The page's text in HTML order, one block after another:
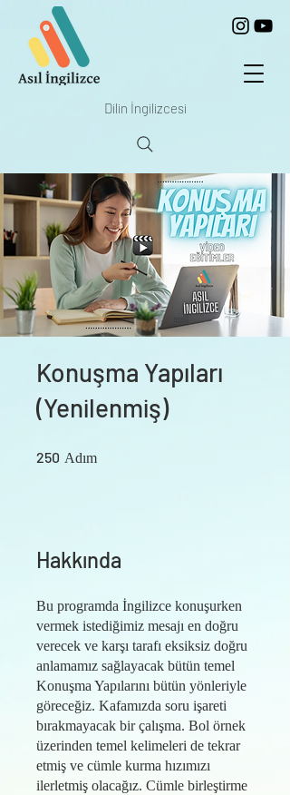
Dilin İngilizcesi
Konuşma Yapıları
(Yenilenmiş)
250 Adım
Hakkında
Bu programda İngilizce konuşurken
vermek istediğimiz mesajı en doğru
verecek ve karşı tarafı eksiksiz doğru
anlamamız sağlayacak bütün temel
Konuşma Yapılarını bütün yönleriyle
göreceğiz. Kafamızda soru işareti
bırakmayacak bir çalışma. Bol örnek
üzerinden temel kelimeleri de tekrar
etmiş ve cümle kurma hızımızı
ilerletmiş olacağız. Cümle birleştirme